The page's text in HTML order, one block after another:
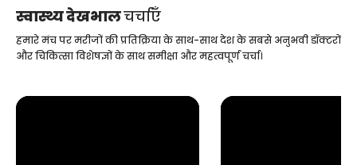
स्वास्थ्य देखभालचर्चाएँ
हमारे मंच पर मरीजों की प्रतिक्रिया के साथ-साथ देश के सबसे अनुभवी डॉक्टरों
और चिकित्सा विशेषज्ञों के साथ समीक्षा और महत्वपूर्ण चर्चा।